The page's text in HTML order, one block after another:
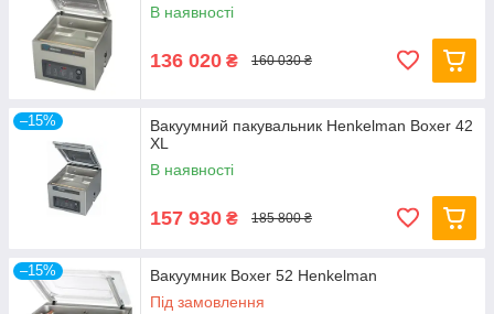
В наявності
136 020 ₴ 160 030 ₴
–15%
Вакуумний пакувальник Henkelman Boxer 42
XL
В наявності
157 930 ₴ 185 800 ₴
–15%
Вакуумник Boxer 52 Henkelman
Під замовлення